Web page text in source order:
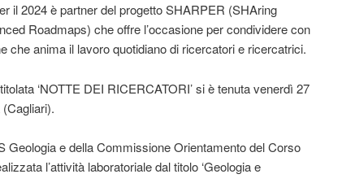
il 2024 è partner del progetto SHARPER (SHAring
Roadmaps) che offre l’occasione per condividere con
che anima il lavoro quotidiano di ricercatori e ricercatrici.
‘NOTTE DEI RICERCATORI’ si è tenuta venerdì 27
Geologia e della Commissione Orientamento del Corso
l’attività laboratoriale dal titolo ‘Geologia e